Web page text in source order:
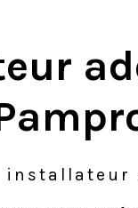
installateur